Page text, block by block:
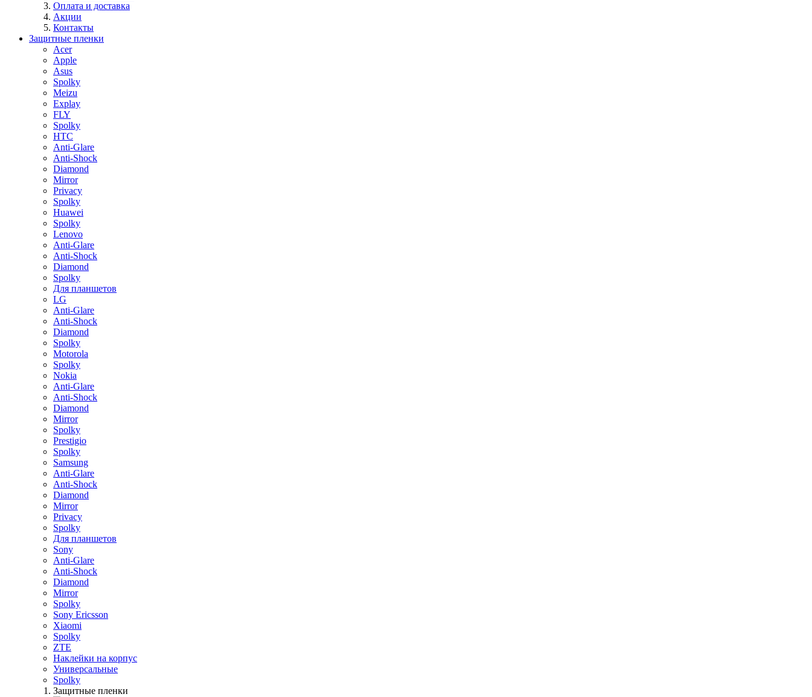
Оплата и доставка
Акции
Контакты
Защитные пленки
Acer
Apple
Asus
Spolky
Meizu
Explay
FLY
Spolky
HTC
Anti-Glare
Anti-Shock
Diamond
Mirror
Privacy
Spolky
Huawei
Spolky
Lenovo
Anti-Glare
Anti-Shock
Diamond
Spolky
Для планшетов
LG
Anti-Glare
Anti-Shock
Diamond
Spolky
Motorola
Spolky
Nokia
Anti-Glare
Anti-Shock
Diamond
Mirror
Spolky
Prestigio
Spolky
Samsung
Anti-Glare
Anti-Shock
Diamond
Mirror
Privacy
Spolky
Для планшетов
Sony
Anti-Glare
Anti-Shock
Diamond
Mirror
Spolky
Sony Ericsson
Xiaomi
Spolky
ZTE
Наклейки на корпус
Универсальные
Spolky
Защитные пленки